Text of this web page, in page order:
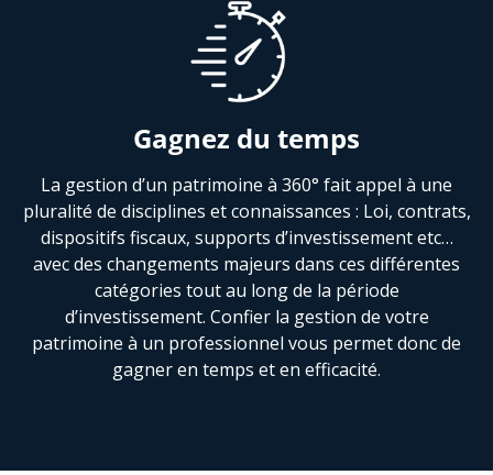
Gagnez du temps
La gestion d’un patrimoine à 360° fait appel à une
pluralité de disciplines et connaissances : Loi, contrats,
dispositifs fiscaux, supports d’investissement etc…
avec des changements majeurs dans ces différentes
catégories tout au long de la période
d’investissement. Confier la gestion de votre
patrimoine à un professionnel vous permet donc de
gagner en temps et en efficacité.